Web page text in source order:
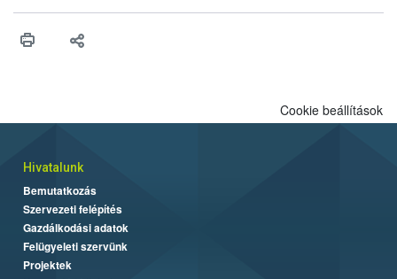
vonni az ebek viselkedésének megítélésében jártas szakértőt.
Cookie beállítások
Hivatalunk
Bemutatkozás
Szervezeti felépítés
Gazdálkodási adatok
Felügyeleti szervünk
Projektek